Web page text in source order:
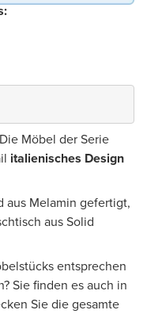
Möbel der Serie
italienisches Design
aus Melamin gefertigt,
aus Solid
entsprechen
Sie finden es auch in
Sie die gesamte